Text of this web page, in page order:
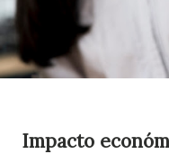
Impacto